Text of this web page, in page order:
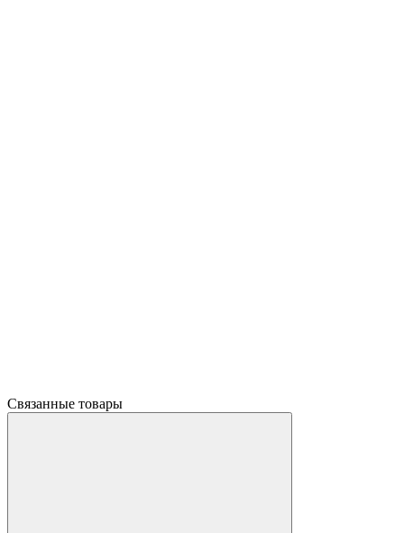
Связанные товары